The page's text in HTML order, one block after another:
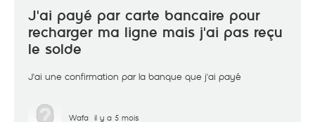
J'ai payé par carte bancaire pour
recharger ma ligne mais j'ai pas reçu
le solde
J'ai une confirmation par la banque que j'ai payé
Wafa il y a 5 mois